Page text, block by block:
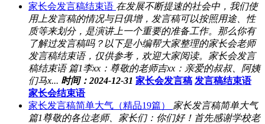
家长会发言稿结束语 在发展不断提速的社会中，我们使
用上发言稿的情况与日俱增，发言稿可以按照用途、性
质等来划分，是演讲上一个重要的准备工作。那么你有
了解过发言稿吗？以下是小编帮大家整理的家长会老师
发言稿结束语，仅供参考，欢迎大家阅读。家长会发言
稿结束语 篇1李xx：尊敬的老师吉xx：亲爱的叔叔、阿姨
们马x... 时间：2024-12-31 家长会发言稿 发言稿结束语
家长会结束语
家长发言稿简单大气（精品19篇）
家长发言稿简单大气
篇1尊敬的各位老师、家长们：你们好！首先感谢学校老